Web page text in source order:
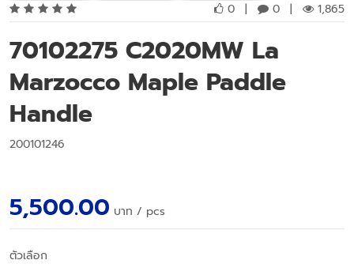
0 | 0 | 1,865
70102275 C2020MW La
Marzocco Maple Paddle
Handle
200101246
5,500.00 บาท / pcs
ตัวเลือก